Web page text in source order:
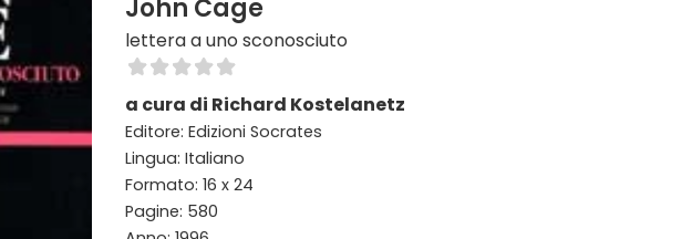
John Cage
lettera a uno sconosciuto
a cura di Richard Kostelanetz
Editore: Edizioni Socrates
Lingua: Italiano
Formato: 16 x 24
Pagine: 580